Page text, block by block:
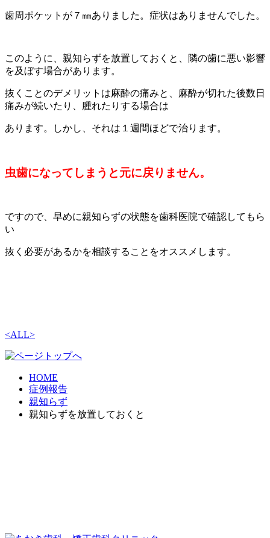
歯周ポケットが７㎜ありました。症状はありませんでした。
このように、親知らずを放置しておくと、隣の歯に悪い影響
を及ぼす場合があります。
抜くことのデメリットは麻酔の痛みと、麻酔が切れた後数日
痛みが続いたり、腫れたりする場合は
あります。しかし、それは１週間ほどで治ります。
虫歯になってしまうと元に戻りません。
ですので、早めに親知らずの状態を歯科医院で確認してもら
い
抜く必要があるかを相談することをオススメします。
<ALL>
HOME
症例報告
親知らず
親知らずを放置しておくと